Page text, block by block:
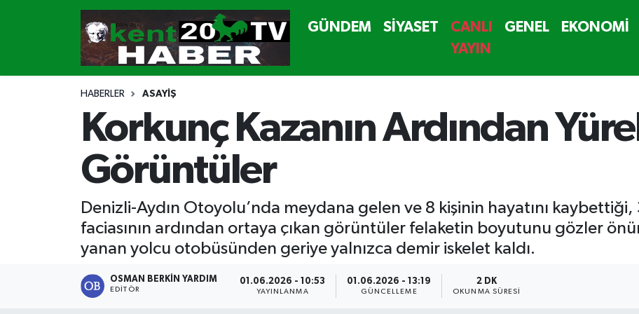
GÜNDEM SİYASET
CANLI
YAYIN
GENEL EKONOMİ
HABERLER ASAYİŞ
Korkunç Kazanın Ardından
Görüntüler
Denizli-Aydın Otoyolu’nda meydana gelen ve 8 kişinin hayatını
faciasının ardından ortaya çıkan görüntüler felaketin boyutunu gözler
yanan yolcu otobüsünden geriye yalnızca demir iskelet kaldı.
OSMAN BERKIN YARDIM
EDITÖR
01.06.2026 - 10:53
YAYINLANMA
01.06.2026 - 13:19
GÜNCELLEME
2 DK
OKUNMA SÜRESI
GÜNDEM
SİYASET
CANLI YAYIN
Denizli Nöbetçi Eczaneler
Denizli Hava Durumu
Denizli Namaz Vakitleri
Denizli Trafik Yoğunluk Haritası
Tüm Manşetler